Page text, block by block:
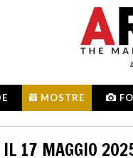
MOSTRE
IL 17 MAGGIO